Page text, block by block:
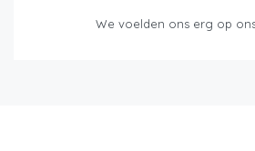
We voelden ons erg op